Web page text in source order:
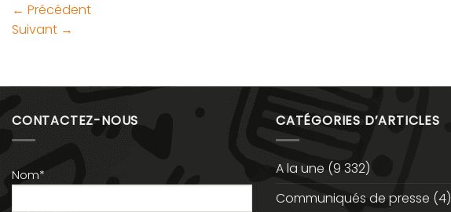
← Précédent
Suivant →
CONTACTEZ-NOUS
Nom*
CATÉGORIES D’ARTICLES
A la une (9 332)
Communiqués de presse (4)